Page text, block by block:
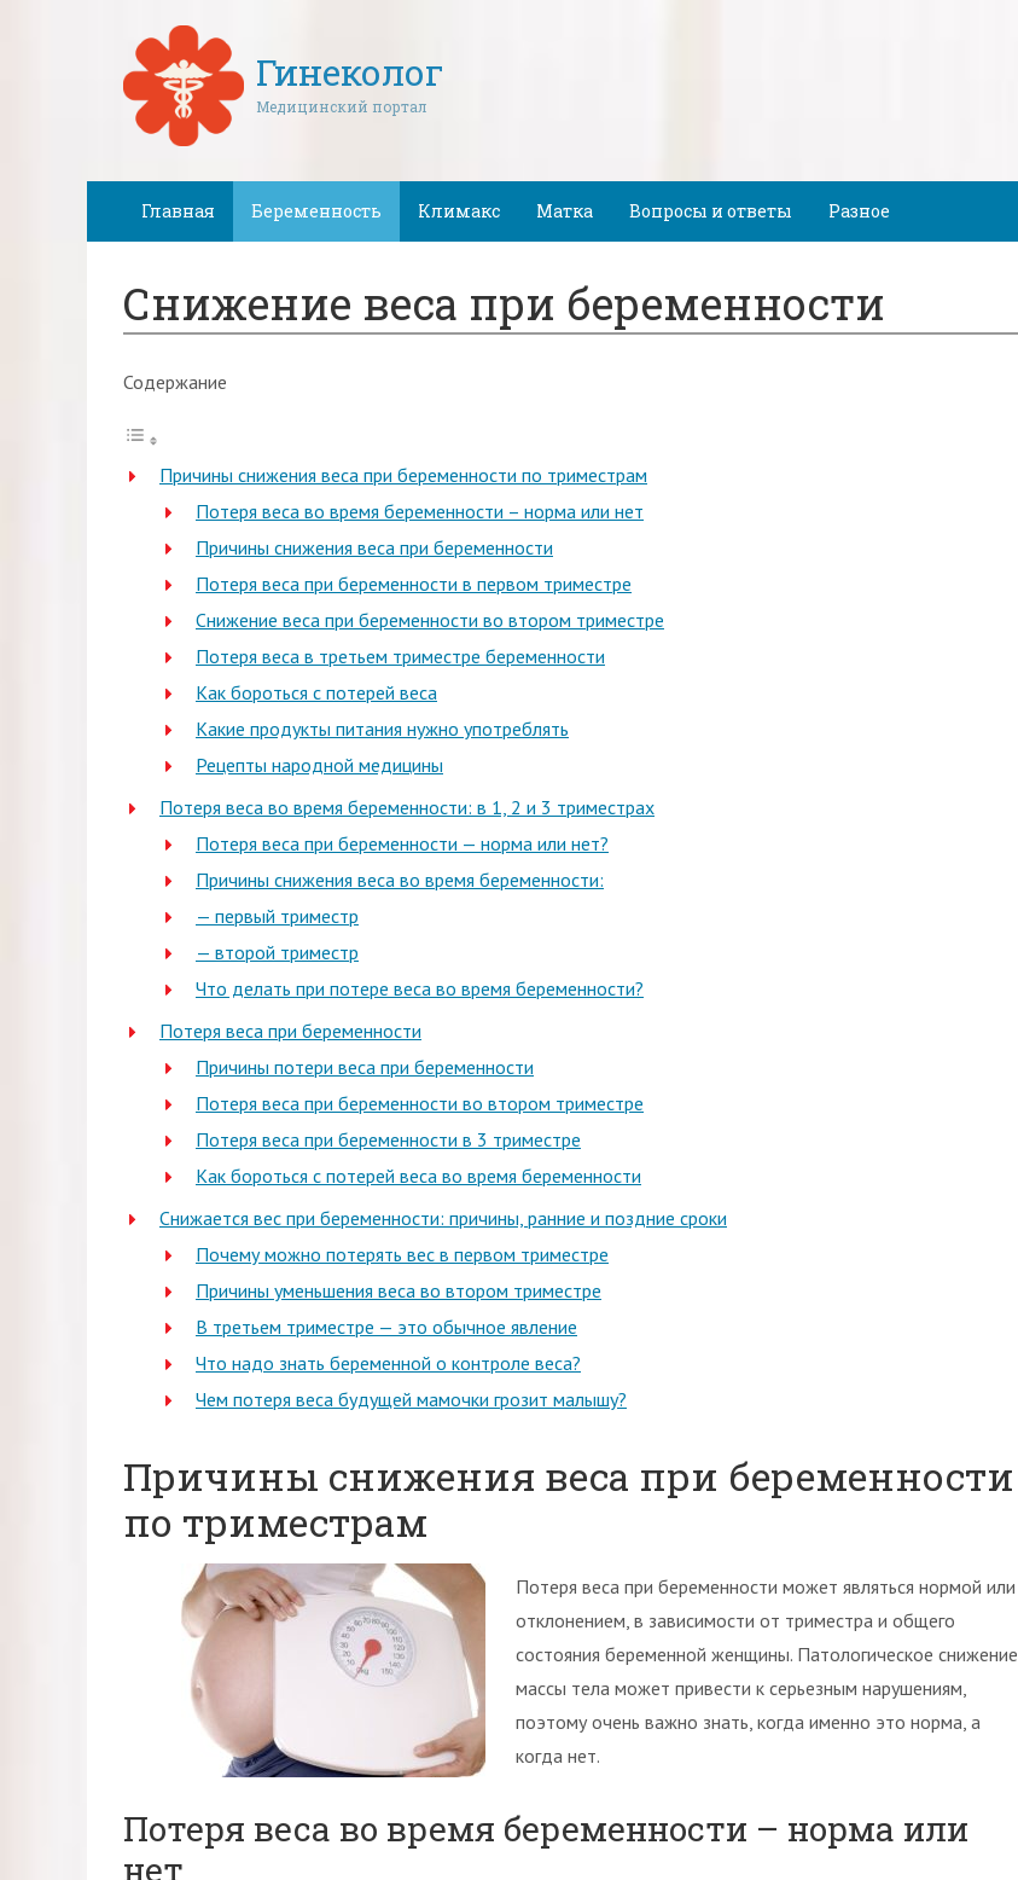
Гинеколог
Медицинский портал
Главная Беременность Климакс Матка Вопросы и ответы Разное
Снижение веса при беременности
Содержание
Причины снижения веса при беременности по триместрам
Потеря веса во время беременности – норма или нет
Причины снижения веса при беременности
Потеря веса при беременности в первом триместре
Снижение веса при беременности во втором триместре
Потеря веса в третьем триместре беременности
Как бороться с потерей веса
Какие продукты питания нужно употреблять
Рецепты народной медицины
Потеря веса во время беременности: в 1, 2 и 3 триместрах
Потеря веса при беременности — норма или нет?
Причины снижения веса во время беременности:
— первый триместр
— второй триместр
Что делать при потере веса во время беременности?
Потеря веса при беременности
Причины потери веса при беременности
Потеря веса при беременности во втором триместре
Потеря веса при беременности в 3 триместре
Как бороться с потерей веса во время беременности
Снижается вес при беременности: причины, ранние и поздние сроки
Почему можно потерять вес в первом триместре
Причины уменьшения веса во втором триместре
В третьем триместре — это обычное явление
Что надо знать беременной о контроле веса?
Чем потеря веса будущей мамочки грозит малышу?
Причины снижения веса при беременности
по триместрам
Потеря веса при беременности может являться нормой или
отклонением, в зависимости от триместра и общего
состояния беременной женщины. Патологическое снижение
массы тела может привести к серьезным нарушениям,
поэтому очень важно знать, когда именно это норма, а
когда нет.
Потеря веса во время беременности – норма или
нет